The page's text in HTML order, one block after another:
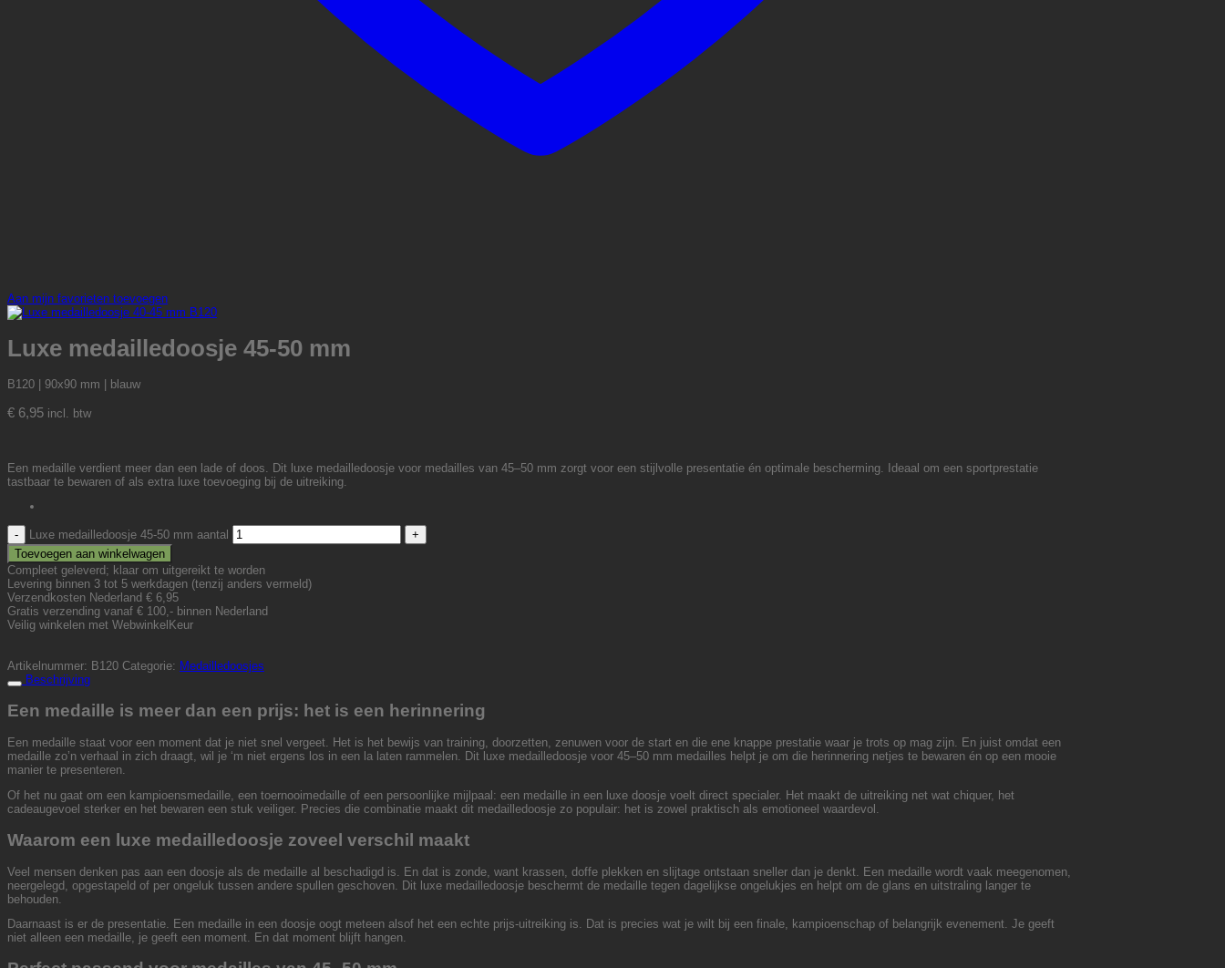
Aan mijn favorieten toevoegen
Luxe medailledoosje 45-50 mm
B120 | 90x90 mm | blauw
€ 6,95 incl. btw
Een medaille verdient meer dan een lade of doos. Dit luxe medailledoosje voor medailles van 45–50 mm zorgt voor een stijlvolle presentatie én optimale bescherming. Ideaal om een sportprestatie
tastbaar te bewaren of als extra luxe toevoeging bij de uitreiking.
Luxe medailledoosje 45-50 mm aantal
Toevoegen aan winkelwagen
Compleet geleverd; klaar om uitgereikt te worden
Levering binnen 3 tot 5 werkdagen (tenzij anders vermeld)
Verzendkosten Nederland € 6,95
Gratis verzending vanaf € 100,- binnen Nederland
Veilig winkelen met WebwinkelKeur
Artikelnummer: B120 Categorie: Medailledoosjes
Beschrijving
Een medaille is meer dan een prijs: het is een herinnering
Een medaille staat voor een moment dat je niet snel vergeet. Het is het bewijs van training, doorzetten, zenuwen voor de start en die ene knappe prestatie waar je trots op mag zijn. En juist omdat een
medaille zo’n verhaal in zich draagt, wil je ‘m niet ergens los in een la laten rammelen. Dit luxe medailledoosje voor 45–50 mm medailles helpt je om die herinnering netjes te bewaren én op een mooie
manier te presenteren.
Of het nu gaat om een kampioensmedaille, een toernooimedaille of een persoonlijke mijlpaal: een medaille in een luxe doosje voelt direct specialer. Het maakt de uitreiking net wat chiquer, het
cadeaugevoel sterker en het bewaren een stuk veiliger. Precies die combinatie maakt dit medailledoosje zo populair: het is zowel praktisch als emotioneel waardevol.
Waarom een luxe medailledoosje zoveel verschil maakt
Veel mensen denken pas aan een doosje als de medaille al beschadigd is. En dat is zonde, want krassen, doffe plekken en slijtage ontstaan sneller dan je denkt. Een medaille wordt vaak meegenomen,
neergelegd, opgestapeld of per ongeluk tussen andere spullen geschoven. Dit luxe medailledoosje beschermt de medaille tegen dagelijkse ongelukjes en helpt om de glans en uitstraling langer te
behouden.
Daarnaast is er de presentatie. Een medaille in een doosje oogt meteen alsof het een echte prijs-uitreiking is. Dat is precies wat je wilt bij een finale, kampioenschap of belangrijk evenement. Je geeft
niet alleen een medaille, je geeft een moment. En dat moment blijft hangen.